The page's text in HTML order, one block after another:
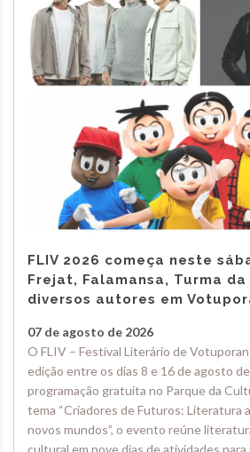
FLIV 2026 começa neste
Frejat, Falamansa, Turma da
diversos autores em
07 de agosto de 2026
O FLIV – Festival Literário de
edição entre os dias 8 e 16 de agosto
programação gratuita no Parque da
tema “Criadores de Futuros: Literatura
novos mundos”, o evento reúne
cultural em nove dias de atividades